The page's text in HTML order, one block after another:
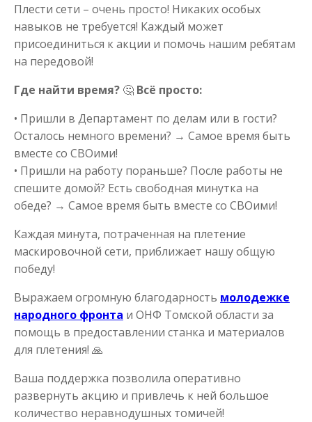
Плести сети – очень просто! Никаких особых
навыков не требуется! Каждый может
присоединиться к акции и помочь нашим ребятам
на передовой!
Где найти время? 🤔 Всё просто:
• Пришли в Департамент по делам или в гости?
Осталось немного времени? → Самое время быть
вместе со СВОими!
• Пришли на работу пораньше? После работы не
спешите домой? Есть свободная минутка на
обеде? → Самое время быть вместе со СВОими!
Каждая минута, потраченная на плетение
маскировочной сети, приближает нашу общую
победу!
Выражаем огромную благодарность молодежке
народного фронта и ОНФ Томской области за
помощь в предоставлении станка и материалов
для плетения! 🙏
Ваша поддержка позволила оперативно
развернуть акцию и привлечь к ней большое
количество неравнодушных томичей!